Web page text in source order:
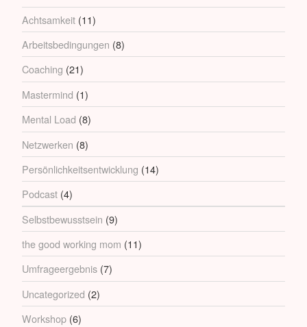
Achtsamkeit (11)
Arbeitsbedingungen (8)
Coaching (21)
Mastermind (1)
Mental Load (8)
Netzwerken (8)
Persönlichkeitsentwicklung (14)
Podcast (4)
Selbstbewusstsein (9)
the good working mom (11)
Umfrageergebnis (7)
Uncategorized (2)
Workshop (6)